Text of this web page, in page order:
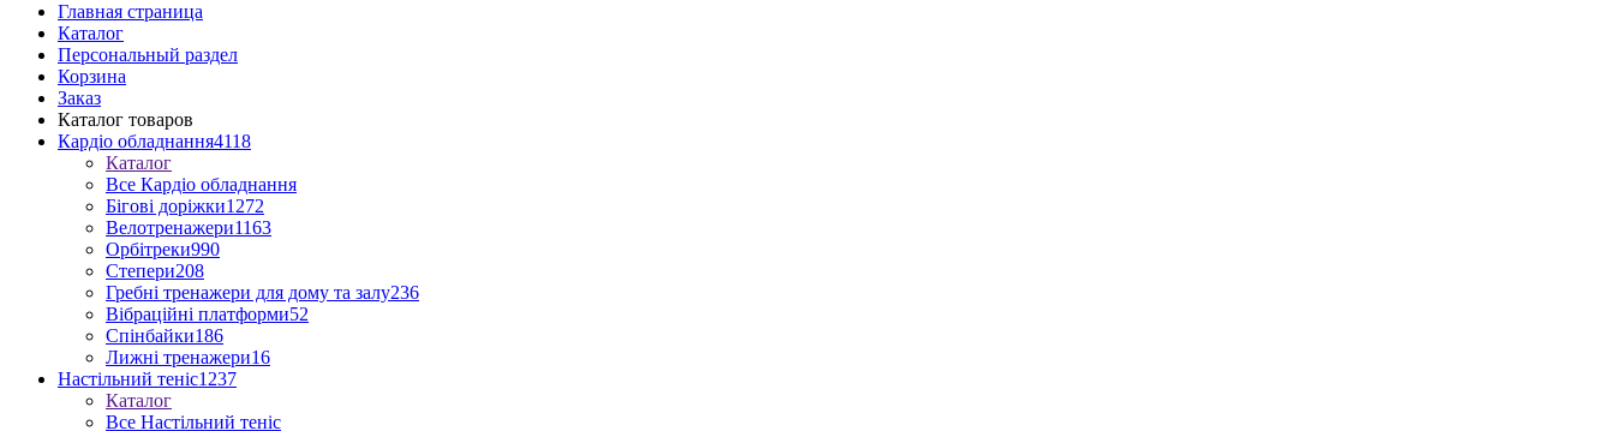
Главная страница
Каталог
Персональный раздел
Корзина
Заказ
Каталог товаров
Кардіо обладнання4118
Каталог
Все Кардіо обладнання
Бігові доріжки1272
Велотренажери1163
Орбітреки990
Степери208
Гребні тренажери для дому та залу236
Вібраційні платформи52
Спінбайки186
Лижні тренажери16
Настільний теніс1237
Каталог
Все Настільний теніс